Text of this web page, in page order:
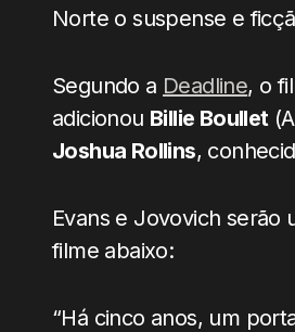
Norte o suspense e
Segundo a Deadline, o
adicionou Billie Boullet
Joshua Rollins,
Evans e Jovovich serão
filme abaixo:
“Há cinco anos, um